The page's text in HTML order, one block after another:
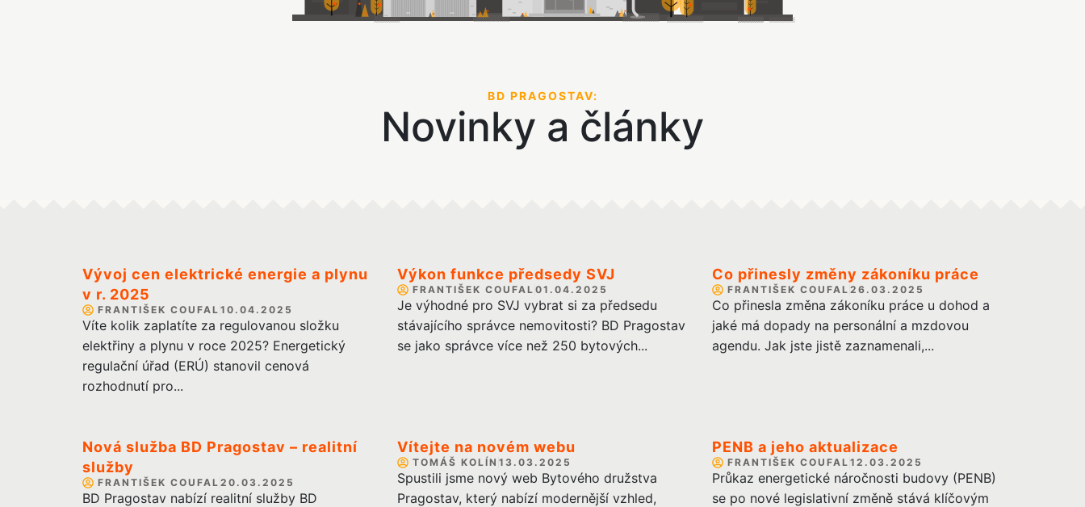
BD PRAGOSTAV:
Novinky a články
Vývoj cen elektrické energie a plynu
v r. 2025
FRANTIŠEK COUFAL 10.04.2025
Víte kolik zaplatíte za regulovanou složku
elektřiny a plynu v roce 2025? Energetický
regulační úřad (ERÚ) stanovil cenová
rozhodnutí pro...
Výkon funkce předsedy SVJ
FRANTIŠEK COUFAL 01.04.2025
Je výhodné pro SVJ vybrat si za předsedu
stávajícího správce nemovitosti? BD Pragostav
se jako správce více než 250 bytových...
Co přinesly změny zákoníku práce
FRANTIŠEK COUFAL 26.03.2025
Co přinesla změna zákoníku práce u dohod a
jaké má dopady na personální a mzdovou
agendu. Jak jste jistě zaznamenali,...
Nová služba BD Pragostav – realitní
služby
FRANTIŠEK COUFAL 20.03.2025
BD Pragostav nabízí realitní služby BD
Vítejte na novém webu
TOMÁŠ KOLÍN 13.03.2025
Spustili jsme nový web Bytového družstva
Pragostav, který nabízí modernější vzhled,
PENB a jeho aktualizace
FRANTIŠEK COUFAL 12.03.2025
Průkaz energetické náročnosti budovy (PENB)
se po nové legislativní změně stává klíčovým